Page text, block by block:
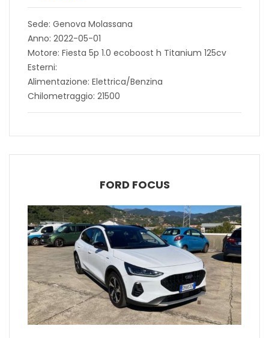
Sede: Genova Molassana
Anno: 2022-05-01
Motore: Fiesta 5p 1.0 ecoboost h Titanium 125cv
Esterni:
Alimentazione: Elettrica/Benzina
Chilometraggio: 21500
FORD FOCUS